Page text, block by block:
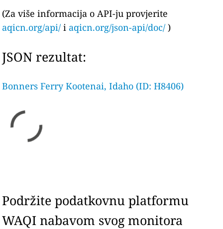
(Za više informacija o API-ju provjerite
aqicn.org/api/ i aqicn.org/json-api/doc/ )
JSON rezultat:
Bonners Ferry Kootenai, Idaho (ID: H8406)
Podržite podatkovnu platformu
WAQI nabavom svog monitora